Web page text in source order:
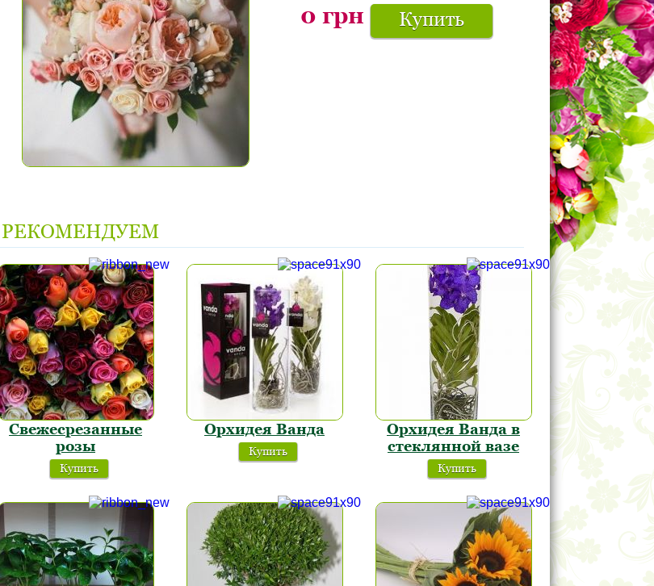
0 грн Купить
РЕКОМЕНДУЕМ
Свежесрезанные
розы
Купить
Орхидея Ванда
Купить
Орхидея Ванда в
стеклянной вазе
Купить